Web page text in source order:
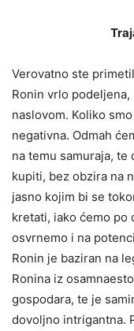
Verovatno ste
Ronin vrlo
naslovom. Koliko
negativna. Odmah
na temu samuraja, te
kupiti, bez obzira na
jasno kojim bi se
kretati, iako ćemo po
osvrnemo i na
Ronin je baziran na
Ronina iz
gospodara, te je
dovoljno intrigantna.